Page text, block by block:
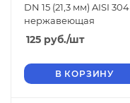
DN 15 (21,3 мм) AISI 304
нержавеющая
125 руб./шт
В КОРЗИНУ